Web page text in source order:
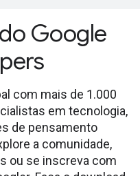
Google
com mais de 1.000
em tecnologia,
de pensamento
a comunidade,
ou se inscreva com